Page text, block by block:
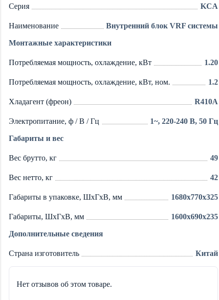
Серия KCA
Наименование Внутренний блок VRF системы
Монтажные характеристики
Потребляемая мощность, охлаждение, кВт 1.20
Потребляемая мощность, охлаждение, кВт, ном. 1.2
Хладагент (фреон) R410A
Электропитание, ф / В / Гц 1~, 220-240 В, 50 Гц
Габариты и вес
Вес брутто, кг 49
Вес нетто, кг 42
Габариты в упаковке, ШхГхВ, мм 1680x770x325
Габариты, ШхГхВ, мм 1600х690х235
Дополнительные сведения
Страна изготовитель Китай
Нет отзывов об этом товаре.